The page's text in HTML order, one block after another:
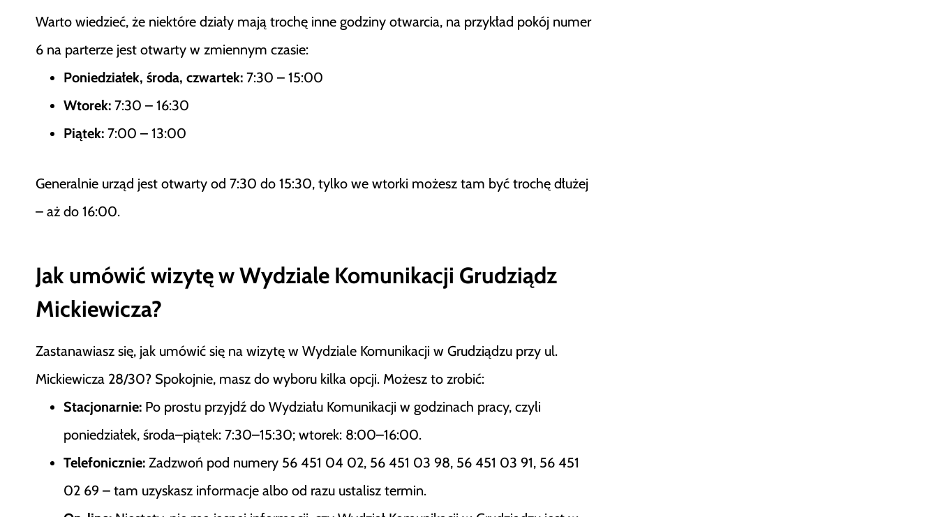
Warto wiedzieć, że niektóre działy mają trochę inne godziny otwarcia, na przykład pokój numer
6 na parterze jest otwarty w zmiennym czasie:
Poniedziałek, środa, czwartek: 7:30 – 15:00
Wtorek: 7:30 – 16:30
Piątek: 7:00 – 13:00
Generalnie urząd jest otwarty od 7:30 do 15:30, tylko we wtorki możesz tam być trochę dłużej
– aż do 16:00.
Jak umówić wizytę w Wydziale Komunikacji Grudziądz
Mickiewicza?
Zastanawiasz się, jak umówić się na wizytę w Wydziale Komunikacji w Grudziądzu przy ul.
Mickiewicza 28/30? Spokojnie, masz do wyboru kilka opcji. Możesz to zrobić:
Stacjonarnie: Po prostu przyjdź do Wydziału Komunikacji w godzinach pracy, czyli
poniedziałek, środa–piątek: 7:30–15:30; wtorek: 8:00–16:00.
Telefonicznie: Zadzwoń pod numery 56 451 04 02, 56 451 03 98, 56 451 03 91, 56 451
02 69 – tam uzyskasz informacje albo od razu ustalisz termin.